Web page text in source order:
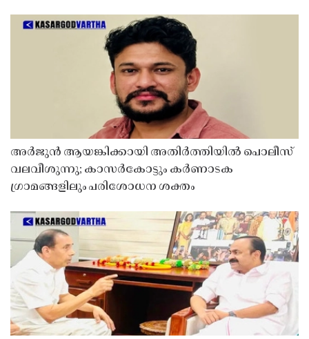
അർജുൻ ആയങ്കിക്കായി അതിർത്തിയിൽ പൊലീസ്
വലവീശുന്നു; കാസർകോട്ടും കർണാടക
ഗ്രാമങ്ങളിലും പരിശോധന ശക്തം